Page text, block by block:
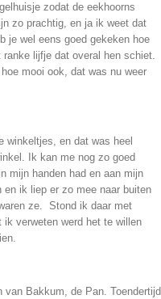
zodat de eekhoorns
zo prachtig, en ja ik weet dat
je wel eens goed gekeken hoe
lijfje dat overal hen schiet.
mooi ook, dat was nu weer
winkeltjes, en dat was heel
Ik kan me nog zo goed
mijn handen had en aan mijn
ik liep er zo mee naar buiten
ze. Stond ik daar met
ik verweten werd het te willen
van Bakkum, de Pan. Toendertijd